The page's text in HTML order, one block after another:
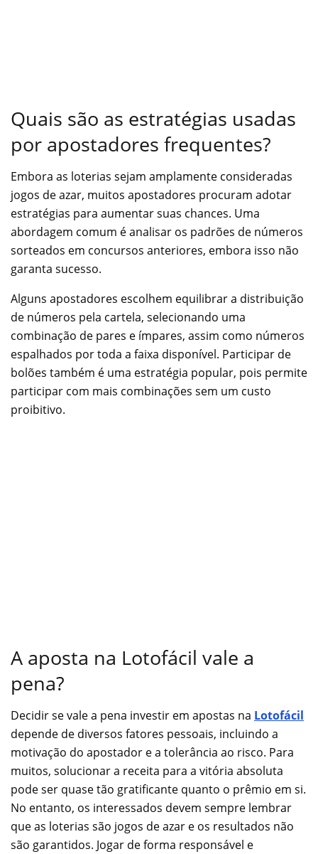
Quais são as estratégias usadas
por apostadores frequentes?
Embora as loterias sejam amplamente consideradas
jogos de azar, muitos apostadores procuram adotar
estratégias para aumentar suas chances. Uma
abordagem comum é analisar os padrões de números
sorteados em concursos anteriores, embora isso não
garanta sucesso.
Alguns apostadores escolhem equilibrar a distribuição
de números pela cartela, selecionando uma
combinação de pares e ímpares, assim como números
espalhados por toda a faixa disponível. Participar de
bolões também é uma estratégia popular, pois permite
participar com mais combinações sem um custo
proibitivo.
A aposta na Lotofácil vale a
pena?
Decidir se vale a pena investir em apostas na Lotofácil
depende de diversos fatores pessoais, incluindo a
motivação do apostador e a tolerância ao risco. Para
muitos, solucionar a receita para a vitória absoluta
pode ser quase tão gratificante quanto o prêmio em si.
No entanto, os interessados devem sempre lembrar
que as loterias são jogos de azar e os resultados não
são garantidos. Jogar de forma responsável e